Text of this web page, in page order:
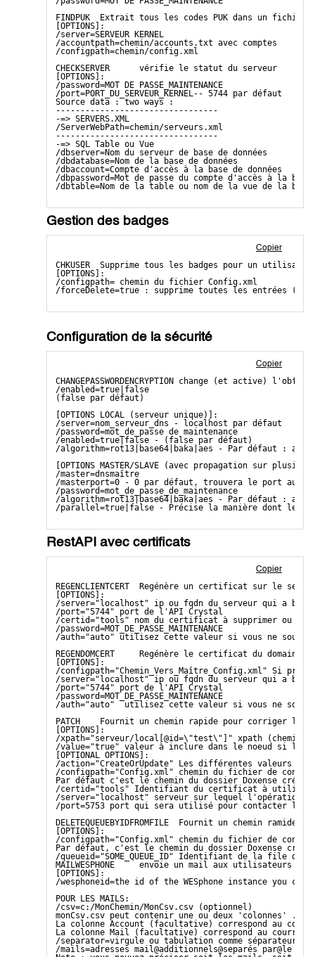
FINDPUK  Extrait tous les codes PUK dans un
[OPTIONS]:
/server=SERVEUR KERNEL
/accountpath=chemin/accounts.txt avec comptes
/configpath=chemin/config.xml
CHECKSERVER      vérifie le statut du serveur
[OPTIONS]:
/password=MOT DE PASSE_MAINTENANCE
/port=PORT_DU_SERVEUR_KERNEL-- 5744 par défaut
Source data : two ways :
---------------------------------
-=> SERVERS.XML
/ServerWebPath=chemin/serveurs.xml
---------------------------------
-=> SQL Table ou Vue
/dbserver=Nom du serveur de base de données
/dbdatabase=Nom de la base de données
/dbaccount=Compte d'accès à la base de données
/dbpassword=Mot de passe du compte d'accès à la base
/dbtable=Nom de la table ou nom de la vue de la base
Gestion des badges
Copier
CHKUSER  Supprime tous les badges pour un
[OPTIONS]:
/configpath= chemin du fichier Config.xml
/forceDelete=true : supprime toutes les entrées
Configuration de la sécurité
Copier
CHANGEPASSWORDENCRYPTION change (et active)
/enabled=true|false
(false par défaut)
[OPTIONS LOCAL (serveur unique)]:
/server=nom_serveur_dns - localhost par défaut
/password=mot_de_passe de maintenance
/enabled=true|false - (false par défaut)
/algorithm=rot13|base64|baka|aes - Par défaut :
[OPTIONS MASTER/SLAVE (avec propagation sur
/master=dnsmaître
/masterport=0 - 0 par défaut, trouvera le port
/password=mot_de_passe_de_maintenance
/algorithm=rot13|base64|baka|aes - Par défaut :
/parallel=true|false - Précise la manière dont les
RestAPI avec certificats
Copier
REGENCLIENTCERT  Regénère un certificat sur le
[OPTIONS]:
/server="localhost" ip ou fqdn du serveur qui a
/port="5744" port de l'API Crystal
/certid="tools" nom du certificat à supprimer ou
/password=MOT_DE_PASSE_MAINTENANCE
/auth="auto" utilisez cette valeur si vous ne
REGENDOMCERT     Regénère le certificat du
[OPTIONS]:
/configpath="Chemin_Vers_Maître_Config.xml" Si
/server="localhost" ip ou fqdn du serveur qui a
/port="5744" port de l'API Crystal
/password=MOT_DE_PASSE_MAINTENANCE
/auth="auto"  utilisez cette valeur si vous ne
PATCH    Fournit un chemin rapide pour corriger la
[OPTIONS]:
/xpath="serveur/local[@id=\"test\"]" xpath (chemin)
/value="true" valeur à inclure dans le noeud si
[OPTIONAL OPTIONS]:
/action="CreateOrUpdate" Les différentes valeurs
/configpath="Config.xml" chemin du fichier de
Par défaut c'est le chemin du dossier Doxense
/certid="tools" Identifiant du certificat à utiliser
/server="localhost" serveur sur lequel l'opération
/port=5753 port qui sera utilisé pour contacter l'API
DELETEQUEUEBYIDFROMFILE  Fournit un chemin
[OPTIONS]:
/configpath="Config.xml" chemin du fichier de
Par défaut, c'est le chemin du dossier Doxense
/queueid="SOME_QUEUE_ID" Identifiant de la file
MAILWESPHONE     envoie un mail aux utilisateurs
[OPTIONS]:
/wesphoneid=the id of the WESphone instance you
POUR LES MAILS:
/csv=c:/MonChemin/MonCsv.csv (optionnel)
monCsv.csv peut contenir une ou deux 'colonnes'
La colonne Account (facultative) correspond au
La colonne Mail (facultative) correspond au
/separator=virgule ou tabulation comme séparateur
/mails=adresses mail@additionnels@separés